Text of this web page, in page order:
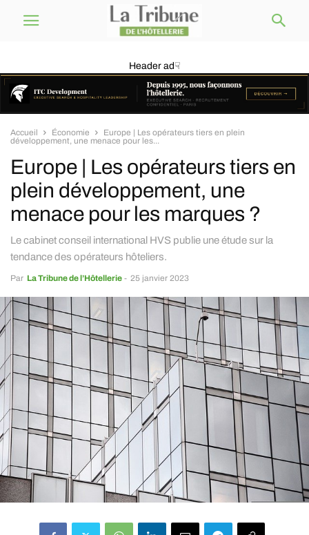
Header ad☟
Accueil Économie
Europe | Les opérateurs tiers en plein
développement, une menace pour les...
Europe | Les opérateurs tiers en
plein développement, une
menace pour les marques ?
Le cabinet conseil international HVS publie une étude sur la
tendance des opérateurs hôteliers.
Par La Tribune de l’Hôtellerie - 25 janvier 2023